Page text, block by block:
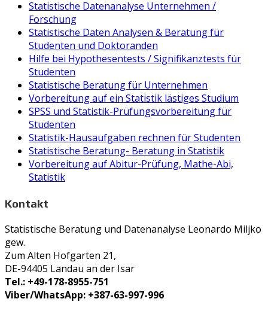
Statistische Datenanalyse Unternehmen /
Forschung
Statistische Daten Analysen & Beratung für
Studenten und Doktoranden
Hilfe bei Hypothesentests / Signifikanztests für
Studenten
Statistische Beratung für Unternehmen
Vorbereitung auf ein Statistik lästiges Studium
SPSS und Statistik-Prüfungsvorbereitung für
Studenten
Statistik-Hausaufgaben rechnen für Studenten
Statistische Beratung- Beratung in Statistik
Vorbereitung auf Abitur-Prüfung, Mathe-Abi,
Statistik
Kontakt
Statistische Beratung und Datenanalyse Leonardo Miljko
gew.
Zum Alten Hofgarten 21,
DE-94405 Landau an der Isar
Tel.: +49-178-8955-751
Viber/WhatsApp: +387-63-997-996